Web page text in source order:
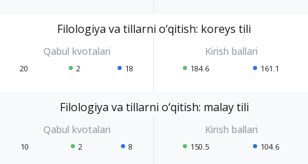
Filologiya va tillarni o‘qitish: koreys tili
20 2 18 184.6 161.1
Filologiya va tillarni o‘qitish: malay tili
10 2 8 150.5 104.6